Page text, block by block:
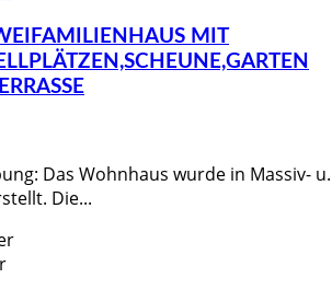
MIT
Das Wohnhaus wurde in Massiv- u.
Die...